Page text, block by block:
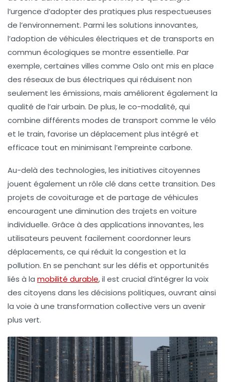
l’urgence d’adopter des pratiques plus respectueuses
de l’environnement. Parmi les solutions innovantes,
l’adoption de véhicules électriques et de transports en
commun écologiques se montre essentielle. Par
exemple, certaines villes comme Oslo ont mis en place
des réseaux de bus électriques qui réduisent non
seulement les émissions, mais améliorent également la
qualité de l’air urbain. De plus, le co-modalité, qui
combine différents modes de transport comme le vélo
et le train, favorise un déplacement plus intégré et
efficace tout en minimisant l’empreinte carbone.
Au-delà des technologies, les initiatives citoyennes
jouent également un rôle clé dans cette transition. Des
projets de covoiturage et de partage de véhicules
encouragent une diminution des trajets en voiture
individuelle. Grâce à des applications innovantes, les
utilisateurs peuvent facilement coordonner leurs
déplacements, ce qui réduit la congestion et la
pollution. En se penchant sur les défis et opportunités
liés à la mobilité durable, il est crucial d’intégrer la voix
des citoyens dans les décisions politiques, ouvrant ainsi
la voie à une transformation collective vers un avenir
plus vert.